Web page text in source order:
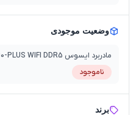
وضعیت موجودی
مادربرد ایسوس TUF GAMING B860-PLUS WIFI DDR5
ناموجود
برند